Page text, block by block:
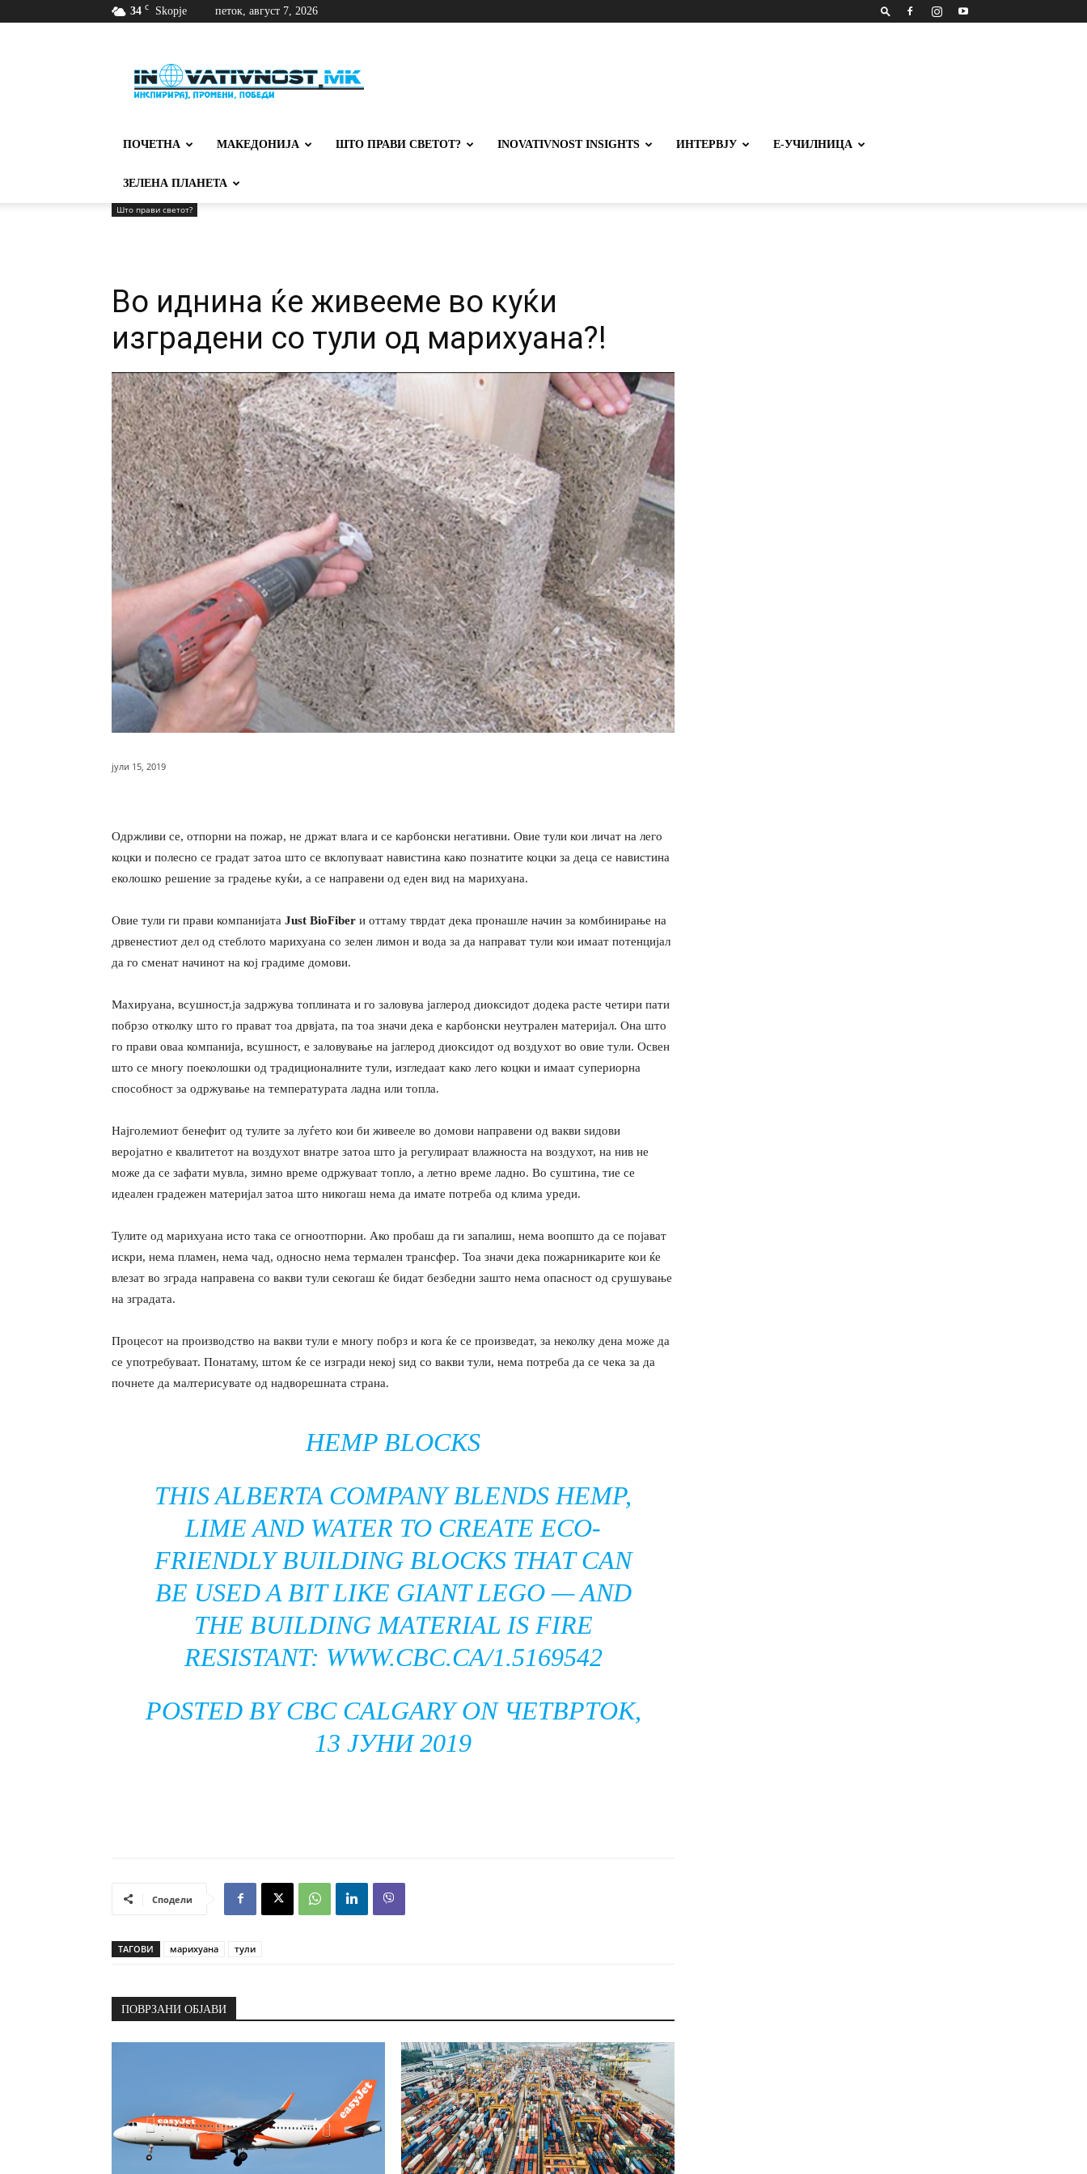
34 C Skopje петок, август 7, 2026
ПОЧЕТНА МАКЕДОНИЈА ШТО ПРАВИ СВЕТОТ? INOVATIVNOST INSIGHTS ИНТЕРВЈУ Е-УЧИЛНИЦА
ЗЕЛЕНА ПЛАНЕТА
Што прави светот?
Во иднина ќе живееме во куќи
изградени со тули од марихуана?!
јули 15, 2019
Одржливи се, отпорни на пожар, не држат влага и се карбонски негативни. Овие тули кои личат на лего
коцки и полесно се градат затоа што се вклопуваат навистина како познатите коцки за деца се навистина
еколошко решение за градење куќи, а се направени од еден вид на марихуана.
Овие тули ги прави компанијата Just BioFiber и оттаму тврдат дека пронашле начин за комбинирање на
дрвенестиот дел од стеблото марихуана со зелен лимон и вода за да направат тули кои имаат потенцијал
да го сменат начинот на кој градиме домови.
Махируана, всушност,ја задржува топлината и го заловува јаглерод диоксидот додека расте четири пати
побрзо отколку што го прават тоа дрвјата, па тоа значи дека е карбонски неутрален материјал. Она што
го прави оваа компанија, всушност, е заловување на јаглерод диоксидот од воздухот во овие тули. Освен
што се многу поеколошки од традиционалните тули, изгледаат како лего коцки и имаат супериорна
способност за одржување на температурата ладна или топла.
Најголемиот бенефит од тулите за луѓето кои би живееле во домови направени од вакви ѕидови
веројатно е квалитетот на воздухот внатре затоа што ја регулираат влажноста на воздухот, на нив не
може да се зафати мувла, зимно време одржуваат топло, а летно време ладно. Во суштина, тие се
идеален градежен материјал затоа што никогаш нема да имате потреба од клима уреди.
Тулите од марихуана исто така се огноотпорни. Ако пробаш да ги запалиш, нема воопшто да се појават
искри, нема пламен, нема чад, односно нема термален трансфер. Тоа значи дека пожарникарите кои ќе
влезат во зграда направена со вакви тули секогаш ќе бидат безбедни зашто нема опасност од срушување
на зградата.
Процесот на производство на вакви тули е многу побрз и кога ќе се произведат, за неколку дена може да
се употребуваат. Понатаму, штом ќе се изгради некој ѕид со вакви тули, нема потреба да се чека за да
почнете да малтерисувате од надворешната страна.
HEMP BLOCKS
THIS ALBERTA COMPANY BLENDS HEMP,
LIME AND WATER TO CREATE ECO-
FRIENDLY BUILDING BLOCKS THAT CAN
BE USED A BIT LIKE GIANT LEGO — AND
THE BUILDING MATERIAL IS FIRE
RESISTANT: WWW.CBC.CA/1.5169542
POSTED BYCBC CALGARYON ЧЕТВРТОК,
13 ЈУНИ 2019
Сподели
ТАГОВИ марихуана тули
ПОВРЗАНИ ОБЈАВИ